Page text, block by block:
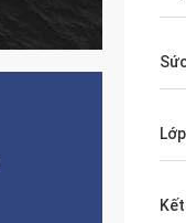
Lớp